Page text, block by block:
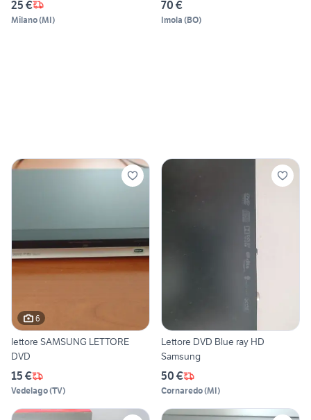
25 €
Milano(MI)
70 €
Imola (BO)
6
lettore SAMSUNG LETTORE
DVD
15 €
Vedelago(TV)
Lettore DVD Blue ray HD
Samsung
50 €
Cornaredo(MI)